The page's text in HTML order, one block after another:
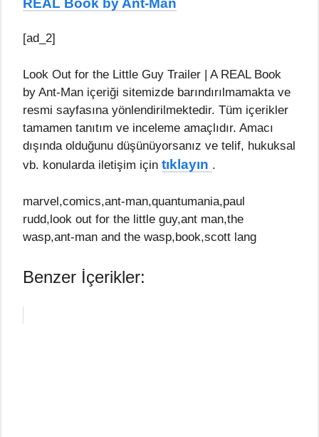
REAL Book by Ant-Man
[ad_2]
Look Out for the Little Guy Trailer | A REAL Book
by Ant-Man içeriği sitemizde barındırılmamakta ve
resmi sayfasına yönlendirilmektedir. Tüm içerikler
tamamen tanıtım ve inceleme amaçlıdır. Amacı
dışında olduğunu düşünüyorsanız ve telif, hukuksal
vb. konularda iletişim için tıklayın .
marvel,comics,ant-man,quantumania,paul
rudd,look out for the little guy,ant man,the
wasp,ant-man and the wasp,book,scott lang
Benzer İçerikler: